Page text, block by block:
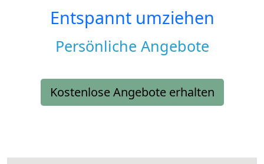
Entspannt umziehen
Persönliche Angebote
Kostenlose Angebote erhalten